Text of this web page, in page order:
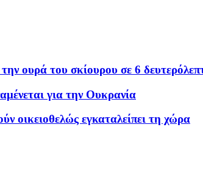
ουρά του σκίουρου σε 6
για την Ουκρανία
εγκαταλείπει τη χώρα